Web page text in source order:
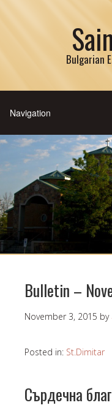
Bulgarian
Bulletin –
November 3, 2015 by
Posted in: St.Dimitar
Сърдечна